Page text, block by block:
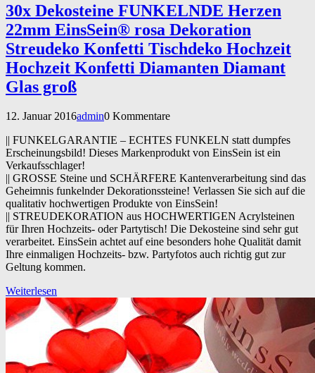
30x Dekosteine FUNKELNDE Herzen
22mm EinsSein® rosa Dekoration
Streudeko Konfetti Tischdeko Hochzeit
Hochzeit Konfetti Diamanten Diamant
Glas groß
12. Januar 2016admin0 Kommentare
|| FUNKELGARANTIE – ECHTES FUNKELN statt dumpfes
Erscheinungsbild! Dieses Markenprodukt von EinsSein ist ein
Verkaufsschlager!
|| GROSSE Steine und SCHÄRFERE Kantenverarbeitung sind das
Geheimnis funkelnder Dekorationssteine! Verlassen Sie sich auf die
qualitativ hochwertigen Produkte von EinsSein!
|| STREUDEKORATION aus HOCHWERTIGEN Acrylsteinen
für Ihren Hochzeits- oder Partytisch! Die Dekosteine sind sehr gut
verarbeitet. EinsSein achtet auf eine besonders hohe Qualität damit
Ihre einmaligen Hochzeits- bzw. Partyfotos auch richtig gut zur
Geltung kommen.
Weiterlesen